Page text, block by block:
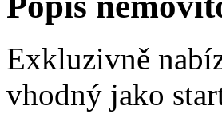
Exkluzivně
vhodný jako